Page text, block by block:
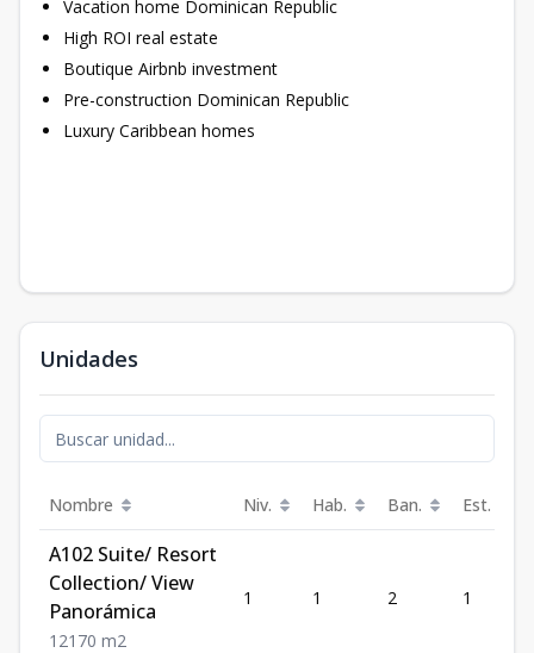
Vacation home Dominican Republic
High ROI real estate
Boutique Airbnb investment
Pre-construction Dominican Republic
Luxury Caribbean homes
Unidades
Nombre Niv. Hab. Ban. Est.
A102 Suite/ Resort
Collection/ View
Panorámica
1 21 70 m2
1 1 2 1